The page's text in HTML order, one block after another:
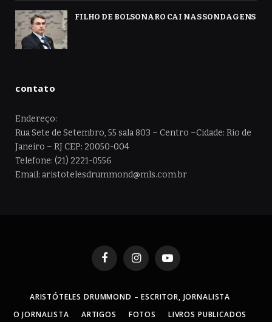
FILHO DE BOLSONARO CAI NAS SONDAGENS
contato
Endereço:
Rua Sete de Setembro, 55 sala 803 – Centro –Cidade: Rio de
Janeiro – RJ CEP: 20050-004
Telefone: (21) 2221-0556
Email: aristotelesdrummond@mls.com.br
FacebookInstagramYouTube
ARISTÓTELES DRUMMOND – ESCRITOR, JORNALISTA
O JORNALISTA
ARTIGOS FOTOS LIVROS PUBLICADOS